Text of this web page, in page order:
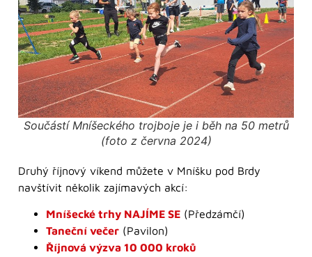
Součástí Mníšeckého trojboje je i běh na 50 metrů
(foto z června 2024)
Druhý říjnový víkend můžete v Mníšku pod Brdy
navštívit několik zajímavých akcí:
Mníšecké trhy NAJÍME SE (Předzámčí)
Taneční večer (Pavilon)
Říjnová výzva 10 000 kroků